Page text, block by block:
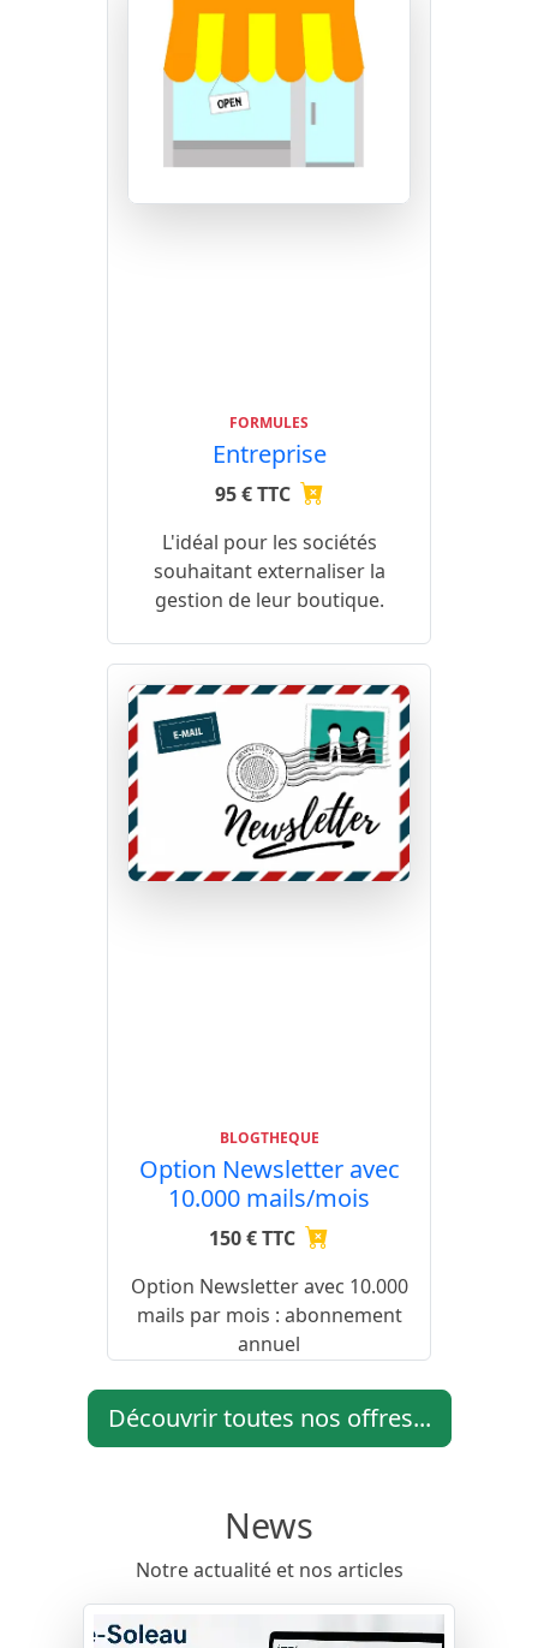
FORMULES
Entreprise
95 € TTC
L'idéal pour les sociétés
souhaitant externaliser la
gestion de leur boutique.
BLOGTHEQUE
Option Newsletter avec
10.000 mails/mois
150 € TTC
Option Newsletter avec 10.000
mails par mois : abonnement
annuel
Découvrir toutes nos offres...
News
Notre actualité et nos articles